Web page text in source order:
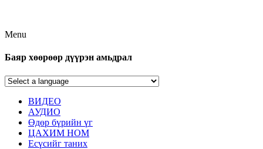
Menu
Баяр хөөрөөр дүүрэн амьдрал
ВИДЕО
АУДИО
Өдөр бүрийн үг
ЦАХИМ НОМ
Есүсийг таних